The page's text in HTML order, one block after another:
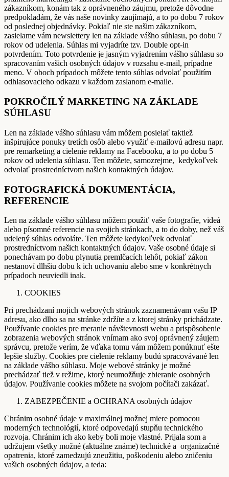
zákazníkom, konám tak z oprávneného záujmu, pretože dôvodne
predpokladám, že vás naše novinky zaujímajú, a to po dobu 7 rokov
od poslednej objednávky. Pokiaľ nie ste našim zákazníkom,
zasielame vám newslettery len na základe vášho súhlasu, po dobu 7
rokov od udelenia. Súhlas mi vyjadríte tzv. Double opt-in
potvrdením. Toto potvrdenie je jasným vyjadrením vášho súhlasu so
spracovaním vašich osobných údajov v rozsahu e-mail, prípadne
meno. V oboch prípadoch môžete tento súhlas odvolať použitím
odhlasovacieho odkazu v každom zaslanom e-maile.
POKROČILÝ MARKETING NA ZÁKLADE
SÚHLASU
Len na základe vášho súhlasu vám môžem posielať taktiež
inšpirujúce ponuky tretích osôb alebo využiť e-mailovú adresu napr.
pre remarketing a cielenie reklamy na Facebooku, a to po dobu 5
rokov od udelenia súhlasu. Ten môžete, samozrejme, kedykoľvek
odvolať prostredníctvom našich kontaktných údajov.
FOTOGRAFICKÁ DOKUMENTÁCIA,
REFERENCIE
Len na základe vášho súhlasu môžem použiť vaše fotografie, videá
alebo písomné referencie na svojich stránkach, a to do doby, než váš
udelený súhlas odvoláte. Ten môžete kedykoľvek odvolať
prostredníctvom našich kontaktných údajov. Vaše osobné údaje si
ponechávam po dobu plynutia premlčacích lehôt, pokiaľ zákon
nestanoví dlhšiu dobu k ich uchovaniu alebo sme v konkrétnych
prípadoch neuviedli inak.
COOKIES
Pri prechádzaní mojich webových stránok zaznamenávam vašu IP
adresu, ako dlho sa na stránke zdržíte a z ktorej stránky prichádzate.
Používanie cookies pre meranie návštevnosti webu a prispôsobenie
zobrazenia webových stránok vnímam ako svoj oprávnený záujem
správcu, pretože verím, že vďaka tomu vám môžem ponúknuť ešte
lepšie služby. Cookies pre cielenie reklamy budú spracovávané len
na základe vášho súhlasu. Moje webové stránky je možné
prechádzať tiež v režime, ktorý neumožňuje zbieranie osobných
údajov. Používanie cookies môžete na svojom počítači zakázať.
ZABEZPEČENIE a OCHRANA osobných údajov
Chránim osobné údaje v maximálnej možnej miere pomocou
moderných technológií, ktoré odpovedajú stupňu technického
rozvoja. Chránim ich ako keby boli moje vlastné. Prijala som a
udržujem všetky možné (aktuálne známe) technické a organizačné
opatrenia, ktoré zamedzujú zneužitiu, poškodeniu alebo zničeniu
vašich osobných údajov, a teda: